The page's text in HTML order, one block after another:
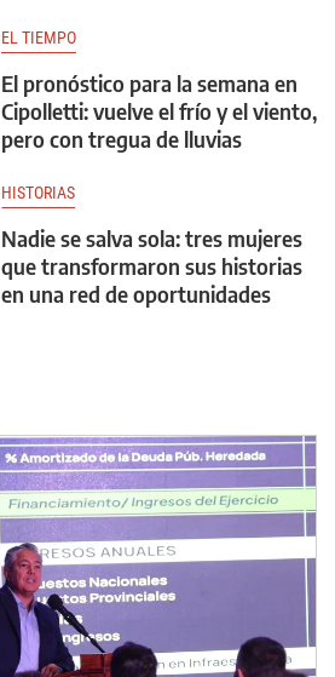
EL TIEMPO
El pronóstico para la semana en
Cipolletti: vuelve el frío y el viento,
pero con tregua de lluvias
HISTORIAS
Nadie se salva sola: tres mujeres
que transformaron sus historias
en una red de oportunidades